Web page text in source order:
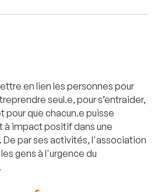
en lien les personnes pour
seul.e, pour s’entraider,
pour que chacun.e puisse
impact positif dans une
par ses activités, l'association
gens à l'urgence du